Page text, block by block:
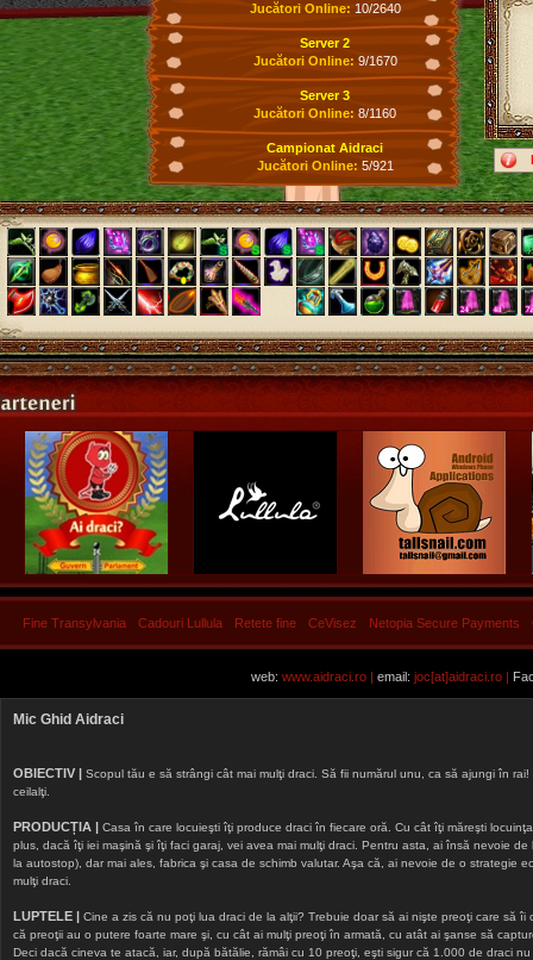
Jucători Online: 10/2640
Server 2
Jucători Online: 9/1670
Server 3
Jucători Online: 8/1160
Campionat Aidraci
Jucători Online: 5/921
Fine Transylvania Cadouri Lullula Retete fine CeVisez Netopia Secure Payments
web: www.aidraci.ro | email: joc[at]aidraci.ro |
Mic Ghid Aidraci
OBIECTIV | Scopul tău e să strângi cât mai mulţi draci. Să fii numărul unu, ca să ajungi în
ceilalţi.
PRODUCȚIA | Casa în care locuieşti îţi produce draci în fiecare oră. Cu cât îţi măreşti
plus, dacă îţi iei maşină şi îţi faci garaj, vei avea mai mulţi draci. Pentru asta, ai însă nevoie
la autostop), dar mai ales, fabrica şi casa de schimb valutar. Aşa că, ai nevoie de o strategie
mulţi draci.
LUPTELE | Cine a zis că nu poţi lua draci de la alţii? Trebuie doar să ai nişte preoţi care să
că preoţii au o putere foarte mare şi, cu cât ai mulţi preoţi în armată, cu atât ai şanse să
Deci dacă cineva te atacă, iar, după bătălie, rămâi cu 10 preoţi, eşti sigur că 1.000 de draci